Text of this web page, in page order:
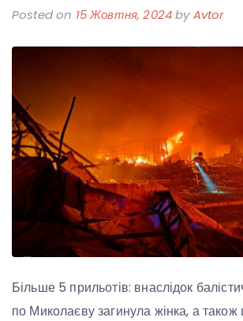
Posted on 15 Жовтня, 2024byAvtor
Більше 5 прильотів: внаслідок
по Миколаєву загинула жінка, а